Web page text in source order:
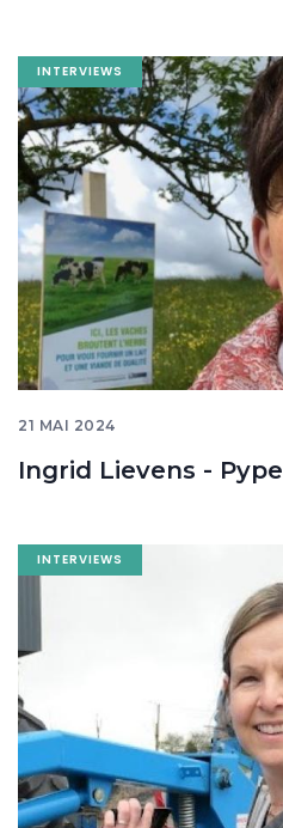
INTERVIEWS
Image
banner
21 MAI 2024
Ingrid Lievens - Pype
INTERVIEWS
Image